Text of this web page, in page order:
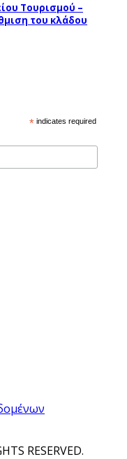
Τουρισμού –
του κλάδου
* indicates required
RESERVED.